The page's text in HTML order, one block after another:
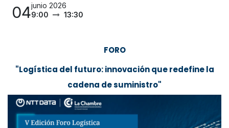
04junio 2026
9:00
13:30
FORO
"Logística del futuro: innovación que redefine la
cadena de suministro"